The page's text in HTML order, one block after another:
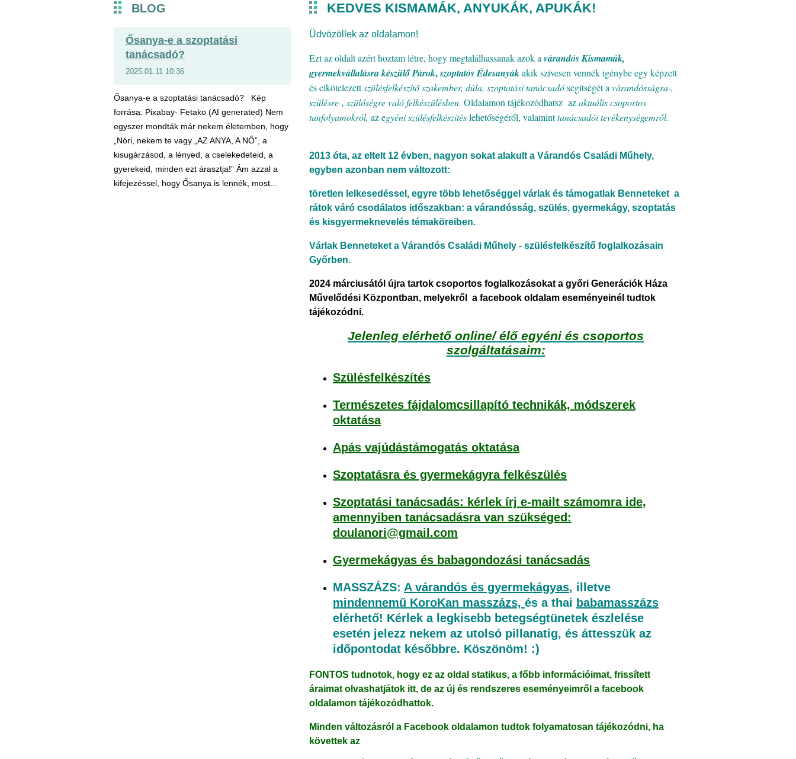
BLOG
Ősanya-e a szoptatási
tanácsadó?
2025.01.11 10:36
Ősanya-e a szoptatási tanácsadó? Kép
forrása: Pixabay- Fetako (AI generated) Nem
egyszer mondták már nekem életemben, hogy
„Nóri, nekem te vagy „AZ ANYA, A NŐ”, a
kisugárzásod, a lényed, a cselekedeteid, a
gyerekeid, minden ezt árasztja!” Ám azzal a
kifejezéssel, hogy Ősanya is lennék, most...
KEDVES KISMAMÁK, ANYUKÁK, APUKÁK!
Üdvözöllek az oldalamon!
Ezt az oldalt azért hoztam létre, hogy megtalálhassanak azok a várandós Kismamák,
gyermekvállalásra készülő Párok,szoptatós Édesanyákakik szívesen vennék igénybe egy képzett
és elkötelezettszülésfelkészítő szakember, dúla, szoptatási tanácsadósegítségét a várandósságra-,
szülésre-, szülőségre való felkészülésben. Oldalamon tájékozódhatsz azaktuális csoportos
tanfolyamokról, az egyéni szülésfelkészítéslehetőségéről, valaminttanácsadói tevékenységemről.
2013 óta, az eltelt 12 évben, nagyon sokat alakult a Várandós Családi Műhely,
egyben azonban nem változott:
töretlen lelkesedéssel, egyre több lehetőséggel várlak és támogatlak Benneteket a
rátok váró csodálatos időszakban: a várandósság, szülés, gyermekágy, szoptatás
és kisgyermeknevelés témaköreiben.
Várlak Benneteket a Várandós Családi Műhely - szülésfelkészítő foglalkozásain
Győrben.
2024 márciusától újra tartok csoportos foglalkozásokat a győri Generációk Háza
Művelődési Központban, melyekről a facebook oldalam eseményeinél tudtok
tájékozódni.
Jelenleg elérhető online/ élő egyéni és csoportos
szolgáltatásaim:
Szülésfelkészítés
Természetes fájdalomcsillapító technikák, módszerek
oktatása
Apás vajúdástámogatás oktatása
Szoptatásra és gyermekágyra felkészülés
Szoptatási tanácsadás: kérlek írj e-mailt számomra ide,
amennyiben tanácsadásra van szükséged:
doulanori@gmail.com
Gyermekágyas és babagondozási tanácsadás
MASSZÁZS: A várandós és gyermekágyas, illetve
mindennemű KoroKan masszázs, és a thai babamasszázs
elérhető! Kérlek a legkisebb betegségtünetek észlelése
esetén jelezz nekem az utolsó pillanatig, és áttesszük az
időpontodat későbbre. Köszönöm! :)
FONTOS tudnotok, hogy ez az oldal statikus, a főbb információimat, frissített
áraimat olvashatjátok itt, de az új és rendszeres eseményeimről a facebook
oldalamon tájékozódhattok.
Minden változásról a Facebook oldalamon tudtok folyamatosan tájékozódni, ha
követtek az